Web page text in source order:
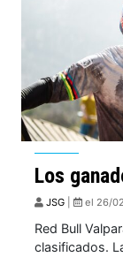
Los
JSG el 26/
Red Bull
clasificados.